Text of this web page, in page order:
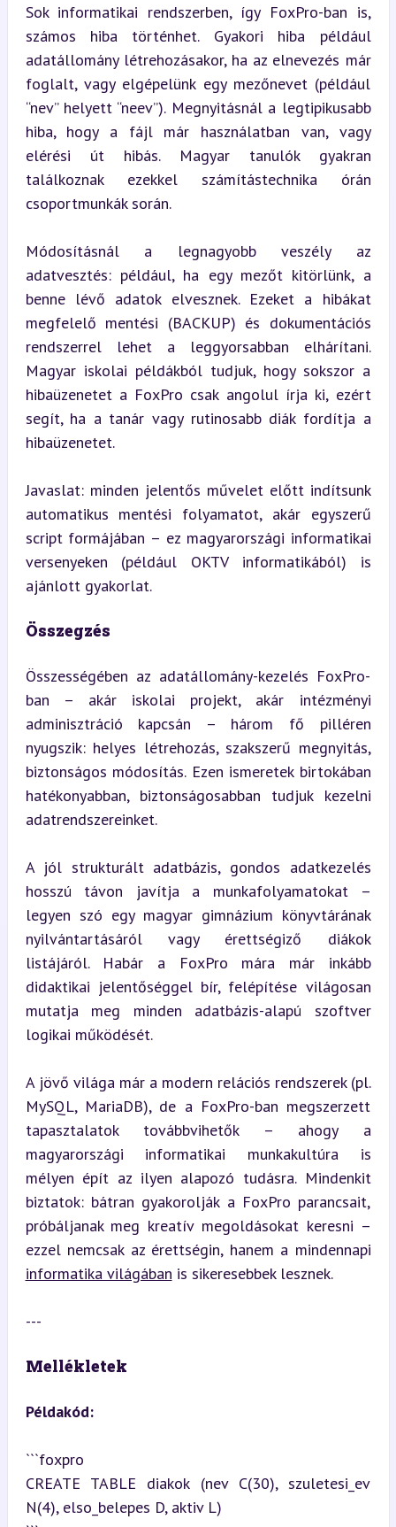
Sok informatikai rendszerben, így FoxPro-ban is,
számos hiba történhet. Gyakori hiba például
adatállomány létrehozásakor, ha az elnevezés már
foglalt, vagy elgépelünk egy mezőnevet (például
“nev” helyett “neev”). Megnyitásnál a legtipikusabb
hiba, hogy a fájl már használatban van, vagy
elérési út hibás. Magyar tanulók gyakran
találkoznak ezekkel számítástechnika órán
csoportmunkák során.
Módosításnál a legnagyobb veszély az
adatvesztés: például, ha egy mezőt kitörlünk, a
benne lévő adatok elvesznek. Ezeket a hibákat
megfelelő mentési (BACKUP) és dokumentációs
rendszerrel lehet a leggyorsabban elhárítani.
Magyar iskolai példákból tudjuk, hogy sokszor a
hibaüzenetet a FoxPro csak angolul írja ki, ezért
segít, ha a tanár vagy rutinosabb diák fordítja a
hibaüzenetet.
Javaslat: minden jelentős művelet előtt indítsunk
automatikus mentési folyamatot, akár egyszerű
script formájában – ez magyarországi informatikai
versenyeken (például OKTV informatikából) is
ajánlott gyakorlat.
Összegzés
Összességében az adatállomány-kezelés FoxPro-
ban – akár iskolai projekt, akár intézményi
adminisztráció kapcsán – három fő pilléren
nyugszik: helyes létrehozás, szakszerű megnyitás,
biztonságos módosítás. Ezen ismeretek birtokában
hatékonyabban, biztonságosabban tudjuk kezelni
adatrendszereinket.
A jól strukturált adatbázis, gondos adatkezelés
hosszú távon javítja a munkafolyamatokat –
legyen szó egy magyar gimnázium könyvtárának
nyilvántartásáról vagy érettségiző diákok
listájáról. Habár a FoxPro mára már inkább
didaktikai jelentőséggel bír, felépítése világosan
mutatja meg minden adatbázis-alapú szoftver
logikai működését.
A jövő világa már a modern relációs rendszerek (pl.
MySQL, MariaDB), de a FoxPro-ban megszerzett
tapasztalatok továbbvihetők – ahogy a
magyarországi informatikai munkakultúra is
mélyen épít az ilyen alapozó tudásra. Mindenkit
biztatok: bátran gyakorolják a FoxPro parancsait,
próbáljanak meg kreatív megoldásokat keresni –
informatika világában is sikeresebbek lesznek.
---
Mellékletek
Példakód:
```foxpro
CREATE TABLE diakok (nev C(30), szuletesi_ev
N(4), elso_belepes D, aktiv L)